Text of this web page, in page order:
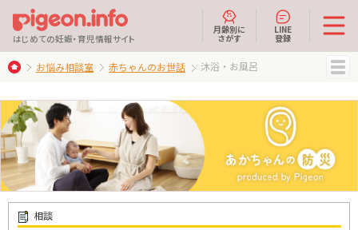
はじめての妊娠・育児情報サイト
月齢別に
さがす
LINE
登録
お悩み相談室 赤ちゃんのお世話 沐浴・お風呂
相談